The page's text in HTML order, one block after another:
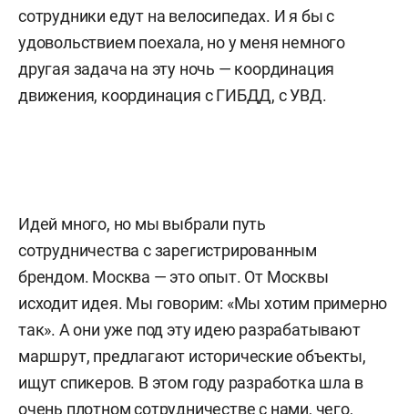
сотрудники едут на велосипедах. И я бы с
удовольствием поехала, но у меня немного
другая задача на эту ночь — координация
движения, координация с ГИБДД, с УВД.
Идей много, но мы выбрали путь
сотрудничества с зарегистрированным
брендом. Москва — это опыт. От Москвы
исходит идея. Мы говорим: «Мы хотим примерно
так». А они уже под эту идею разрабатывают
маршрут, предлагают исторические объекты,
ищут спикеров. В этом году разработка шла в
очень плотном сотрудничестве с нами, чего,